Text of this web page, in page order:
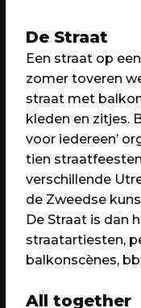
Over de
ons canvas
20/04/2023
De Straat
Een straat op
zomer toveren
straat met
kleden en zitjes.
voor iedereen’
tien
verschillende
de Zweedse
De Straat is dan
straatartiesten,
balkonscènes,
All together